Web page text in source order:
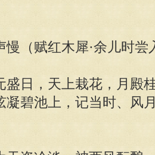
慢（赋红木犀·余儿时
盛日，天上栽花，月殿
凝碧池上，记当时、风